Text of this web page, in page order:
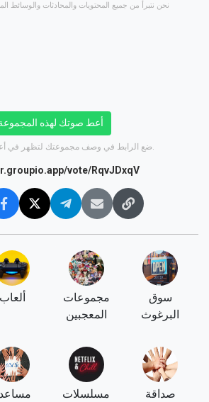
نحن نتبرأ من جميع المحتويات والمحادثات والوسائط
أعط صوتك لهذه
vote/RqvJDxqV
ألعاب
مجموعات
المعجبين
سوق
البرغوث
مسلسلات صداقة